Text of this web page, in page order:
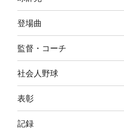
登場曲
監督・コーチ
社会人野球
表彰
記録